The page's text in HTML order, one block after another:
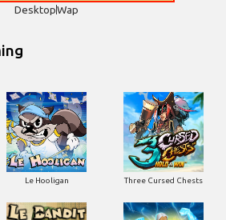
DesktopWap
Le Hooligan Three Cursed Chests